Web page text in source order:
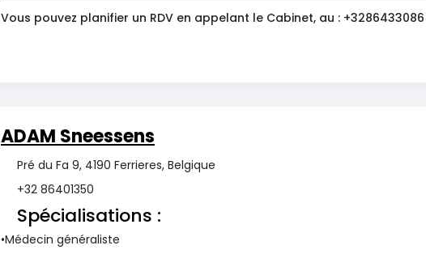
Vous pouvez planifier un RDV en appelant le Cabinet, au : +3286433086
ADAM Sneessens
Pré du Fa 9, 4190 Ferrieres, Belgique
+32 86401350
Spécialisations :
Médecin généraliste